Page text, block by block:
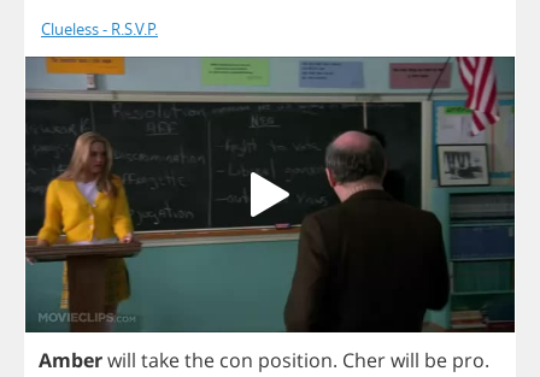
Clueless - R.S.V.P.
Amberwill takethe con position. Cherwill be pro.